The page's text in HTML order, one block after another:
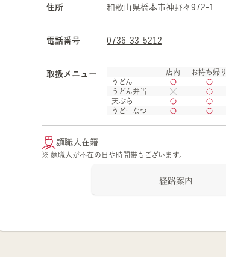
住所 和歌山県橋本市神野々972-1
電話番号 0736-33-5212
取扱メニュー 店内
お持ち帰り
うどん
うどん弁当
天ぷら
うどーなつ
麺職人在籍
※ 麺職人が不在の日や時間帯もございます。
経路案内